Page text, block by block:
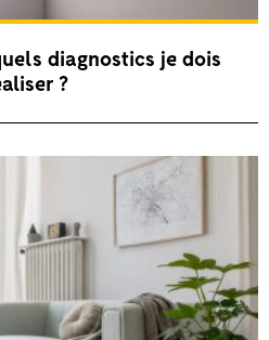
diagnostics je dois
?